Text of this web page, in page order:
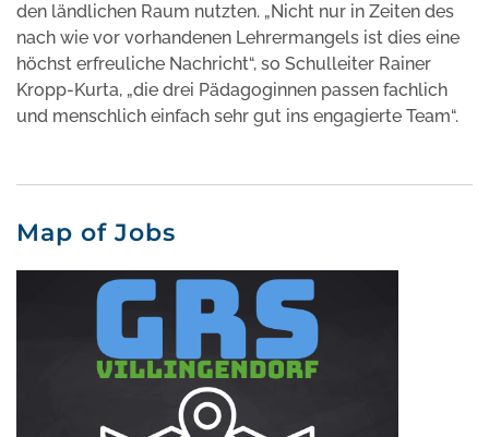
den ländlichen Raum nutzten. „Nicht nur in Zeiten des
nach wie vor vorhandenen Lehrermangels ist dies eine
höchst erfreuliche Nachricht“, so Schulleiter Rainer
Kropp-Kurta, „die drei Pädagoginnen passen fachlich
und menschlich einfach sehr gut ins engagierte Team“.
Map of Jobs